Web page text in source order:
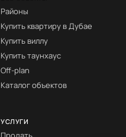
Районы
Купить квартиру в Дубае
Купить виллу
Купить таунхаус
Off-plan
Каталог объектов
УСЛУГИ